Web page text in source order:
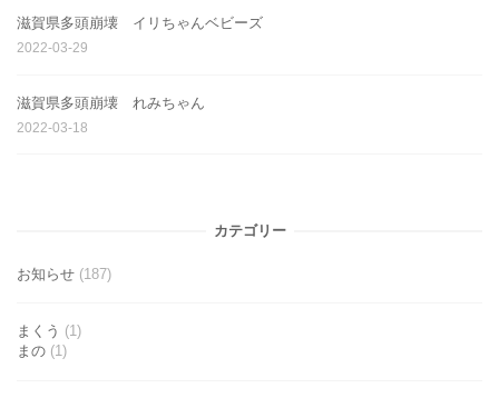
滋賀県多頭崩壊 イリちゃんベビーズ
2022-03-29
滋賀県多頭崩壊 れみちゃん
2022-03-18
カテゴリー
お知らせ (187)
まくう (1)
まの (1)